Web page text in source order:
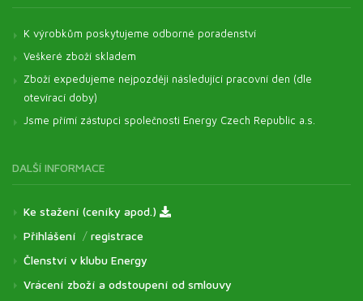
K výrobkům poskytujeme odborné poradenství
Veškeré zboží skladem
Zboží expedujeme nejpozději následující pracovní den (dle
otevírací doby)
Jsme přímí zástupci společnosti Energy Czech Republic a.s.
DALŠÍ INFORMACE
Ke stažení (ceníky apod.)
Přihlášení / registrace
Členství v klubu Energy
Vrácení zboží a odstoupení od smlouvy